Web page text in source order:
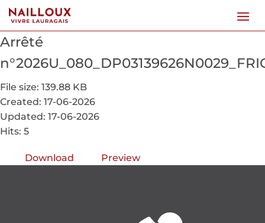
Arrêté
File size: 139.88 KB
Created: 17-06-2026
Updated: 17-06-2026
Hits: 5
Download Preview